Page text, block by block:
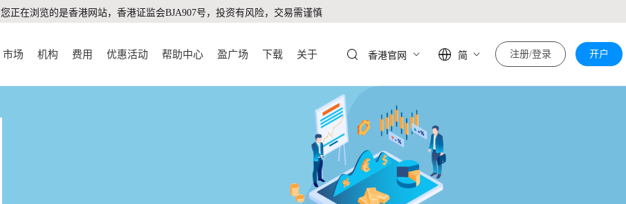
您正在浏览的是香港网站，香港证监会BJA907号，投资有风险，交易需谨慎
市场 机构 费用 优惠活动 帮助中心 盈广场 下载 关于 香港官网 简 注册/登录 开户